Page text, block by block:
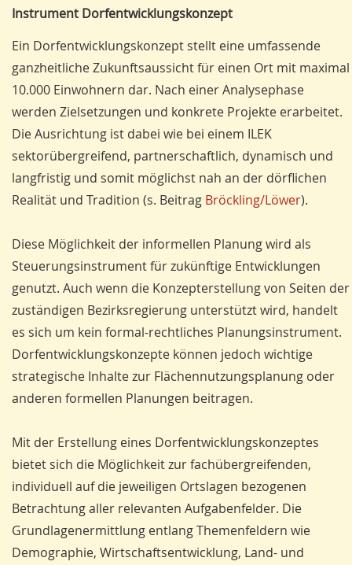
Instrument Dorfentwicklungskonzept
Ein Dorfentwicklungskonzept stellt eine umfassende
ganzheitliche Zu­kunftsaussicht für einen Ort mit maximal
10.000 Einwohnern dar. Nach einer Analysephase
werden Zielsetzungen und konkrete Projekte erarbeitet.
Die Ausrichtung ist dabei wie bei einem ILEK
sektorübergreifend, partnerschaftlich, dy­namisch und
langfristig und somit möglichst nah an der dörflichen
Realität und Tradition (s. Beitrag Bröckling/Löwer).
Diese Möglichkeit der informellen Planung wird als
Steuerungsinstrument für zukünftige Entwicklungen
genutzt. Auch wenn die Konzepterstellung von Seiten der
zuständigen Bezirksregierung unterstützt wird, handelt
es sich um kein formal-rechtliches Planungs­ins­trument.
Dorfentwicklungskonzepte können je­doch wichtige
strategische Inhalte zur Flächennutzungsplanung oder
anderen formellen Planungen beitragen.
Mit der Erstellung eines Dorfentwicklungskonzeptes
bietet sich die Möglichkeit zur fachübergreifenden,
individuell auf die jeweiligen Ortslagen bezogenen
Betrachtung aller relevanten Aufgabenfelder. Die
Grundlagenermittlung entlang Themenfeldern wie
Demographie, Wirtschaftsentwicklung, Land- und